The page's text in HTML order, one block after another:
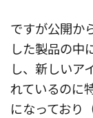
ですが公開か
した製品の中
し、新しいア
れているのに
になっており